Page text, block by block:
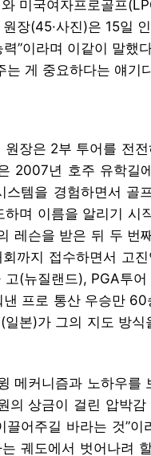
미국여자프로골프
장(45·사진)은 15일
”이라며 이같이 말했
는 게 중요하다는 얘기
장은 2부 투어를 전
2007년 호주 유학길
템을 경험하면서 골
며 이름을 알리기 시
레슨을 받은 뒤 두 번
까지 접수하면서 고
(뉴질랜드), PGA투
프로 통산 우승만
본)가 그의 지도 방
메커니즘과 노하우를
의 상금이 걸린 압박
어주길 바라는 것”
궤도에서 벗어나려